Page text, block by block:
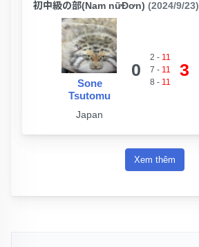
初中級の部(Nam nữĐơn) (2024/9/23)
Sone
Tsutomu
Japan
0
2 - 11
7 - 11
8 - 11
3
Xem thêm